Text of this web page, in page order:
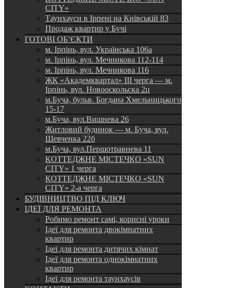
CITY»
Таунхауси в Ірпені на Київській 83
Продаж квартир у Бучі
ГОТОВІ ОБ’ЄКТИ
м. Ірпінь, вул. Українська 106а
м. Ірпінь, вул. Мечникова 112-114
м. Ірпінь, вул. Мечникова 116
ЖК «Академквартал» III черга — м.
Ірпінь, вул. Новооскольска 2ц
м.Буча, бульв. Богдана Хмельницького
15-17
м.Буча, вул.Вишнева 26
Житловий будинок — м. Буча, вул.
Шевченка 22б
м.Буча, вул.Першотравнева 11
КОТТЕДЖНЕ МІСТЕЧКО «SUN
CITY» 1 черга
КОТТЕДЖНЕ МІСТЕЧКО «SUN
CITY» 2-а черга
БУДІВНИЦТВО ПІД КЛЮЧ
ІДЕЇ ДЛЯ РЕМОНТА
Робимо ремонт самі, корисні уроки
Ідеї для ремонта двокімнатних
квартир
Ідеї для ремонта дитячих кімнат
Ідеї для ремонта однокімнатних
квартир
Ідеї для ремонта таунхаусів